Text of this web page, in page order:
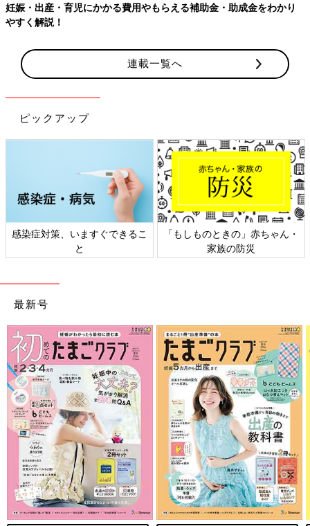
妊娠・出産・育児にかかる費用やもらえる補助金・助成金をわかり
やすく解説！
連載一覧へ
ピックアップ
感染症対策、いますぐできるこ
と
「もしものときの」赤ちゃん・
家族の防災
最新号